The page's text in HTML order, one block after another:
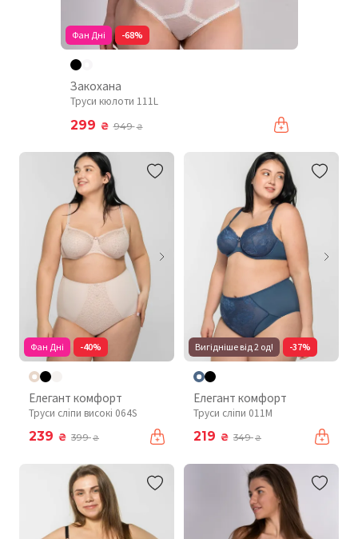
Фан Дні -68%
Закохана
Труси кюлоти 111L
299 ₴ 949₴
Фан Дні -40%
Елегант комфорт
Труси сліпи високі 064S
239 ₴ 399₴
Вигідніше від 2 од! -37%
Елегант комфорт
Труси сліпи 011М
219 ₴ 349₴